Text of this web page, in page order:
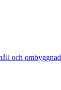
och ombyggnad